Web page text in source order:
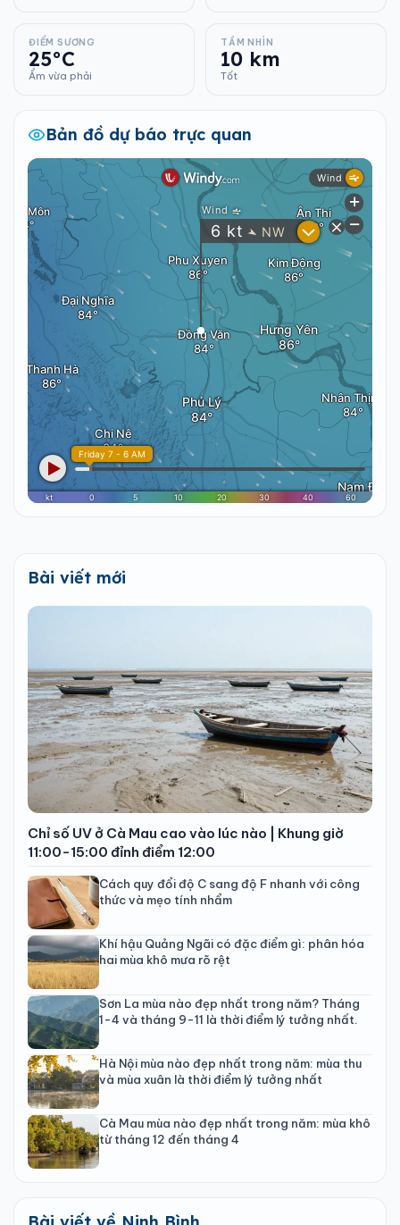
ĐIỂM SƯƠNG
25°C
Ẩm vừa phải
TẦM NHÌN
10 km
Tốt
Bản đồ dự báo trực quan
Bài viết mới
Chỉ số UV ở Cà Mau cao vào lúc nào | Khung giờ
11:00-15:00 đỉnh điểm 12:00
Cách quy đổi độ C sang độ F nhanh với công
thức và mẹo tính nhẩm
Khí hậu Quảng Ngãi có đặc điểm gì: phân hóa
hai mùa khô mưa rõ rệt
Sơn La mùa nào đẹp nhất trong năm? Tháng
1-4 và tháng 9-11 là thời điểm lý tưởng nhất.
Hà Nội mùa nào đẹp nhất trong năm: mùa thu
và mùa xuân là thời điểm lý tưởng nhất
Cà Mau mùa nào đẹp nhất trong năm: mùa khô
từ tháng 12 đến tháng 4